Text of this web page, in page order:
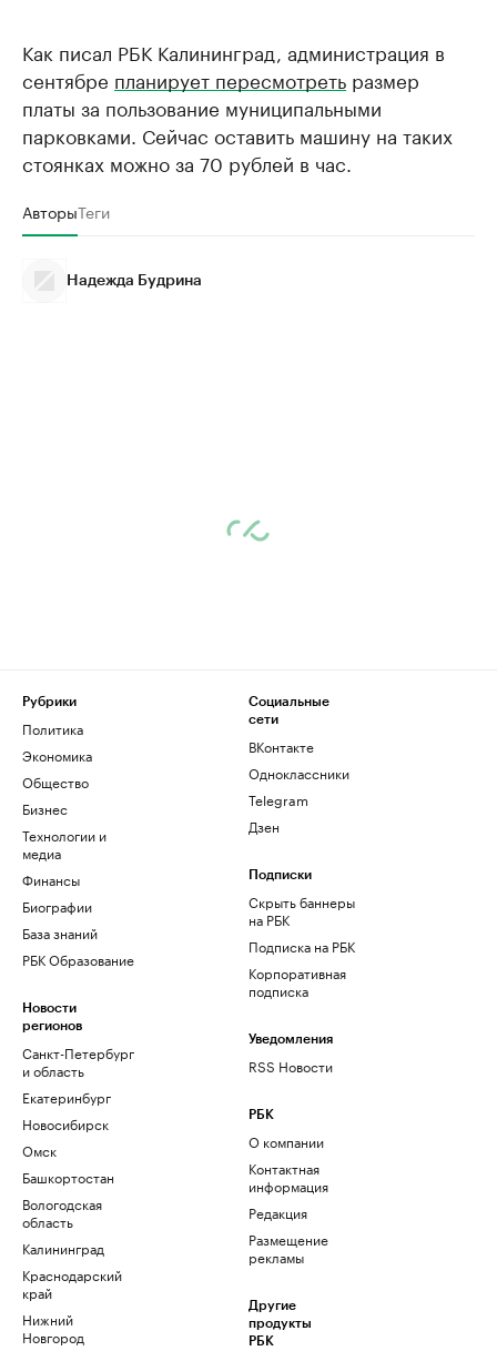
Как писал РБК Калининград, администрация в
сентябре планирует пересмотреть размер
платы за пользование муниципальными
парковками. Сейчас оставить машину на таких
стоянках можно за 70 рублей в час.
АвторыТеги
Надежда Будрина
Рубрики
Политика
Экономика
Общество
Бизнес
Технологии и
медиа
Финансы
Биографии
База знаний
РБК Образование
Новости
регионов
Санкт-Петербург
и область
Екатеринбург
Новосибирск
Омск
Башкортостан
Вологодская
область
Калининград
Краснодарский
край
Нижний
Новгород
Социальные
сети
ВКонтакте
Одноклассники
Telegram
Дзен
Подписки
Скрыть баннеры
на РБК
Подписка на РБК
Корпоративная
подписка
Уведомления
RSS Новости
РБК
О компании
Контактная
информация
Редакция
Размещение
рекламы
Другие
продукты
РБК